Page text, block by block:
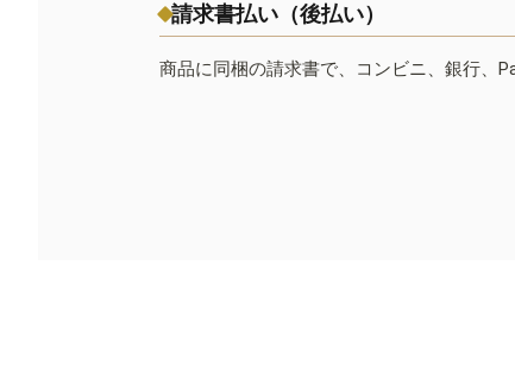
請求書払い（後払い）
商品に同梱の請求書で、コンビニ、銀行、